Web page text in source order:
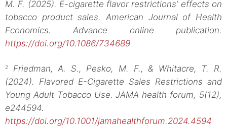
M. F. (2025). E-cigarette flavor restrictions’ effects on
tobacco product sales. American Journal of Health
Economics. Advance online publication.
https://doi.org/10.1086/734689
2
Friedman, A. S., Pesko, M. F., & Whitacre, T. R.
(2024). Flavored E-Cigarette Sales Restrictions and
Young Adult Tobacco Use. JAMA health forum, 5(12),
e244594.
https://doi.org/10.1001/jamahealthforum.2024.4594